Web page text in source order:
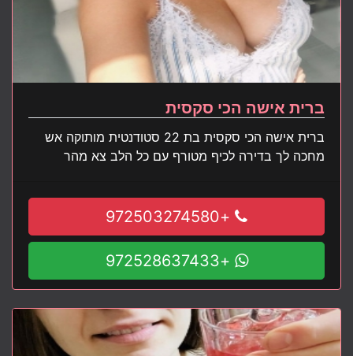
ברית אישה הכי סקסית
ברית אישה הכי סקסית בת 22 סטודנטית מותוקה אש
מחכה לך בדירה לכיף מטורף עם כל הלב צא מהר
+972503274580
+972528637433